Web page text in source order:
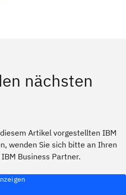
nächsten
Artikel vorgestellten IBM
wenden Sie sich bitte an Ihren
Business Partner.